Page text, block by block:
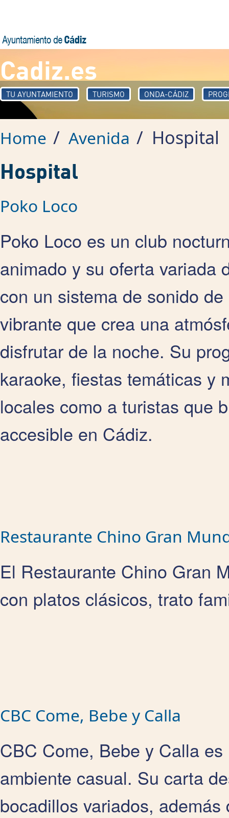
Cadiz.es
TU AYUNTAMIENTO TURISMO ONDA-CÁDIZ
Home / Avenida / Hospital
Hospital
Poko Loco
Poko Loco es un club
animado y su oferta variada
con un sistema de sonido
vibrante que crea una
disfrutar de la noche. Su
karaoke, fiestas temáticas y
locales como a turistas que
accesible en Cádiz.
Restaurante Chino Gran
El Restaurante Chino Gran
con platos clásicos, trato
CBC Come, Bebe y Calla
CBC Come, Bebe y Calla
ambiente casual. Su carta
bocadillos variados,